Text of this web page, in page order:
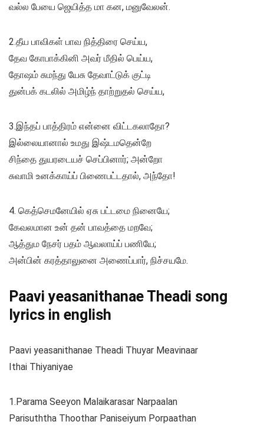
வல்ல பேயை ஜெயித்த மா கன, மனுவேலன்.
2.தீய பாவிகள் பாவ நித்திரை செய்ய,
தேவ கோபாக்கினி அவர் மீதில் பெய்ய,
தோஷம் சுமந்து யேசு தேவாட்டுக் குட்டி
துன்பக் கடலில் அமிழ்ந் தாற்றுதல் செய்ய,
3.இந்தப் பாத்திரம் என்னை விட்டகலாதோ?
இல்லையானால் உமது இஷ்டமதென்றே
சிந்தை துயரடையச் செப்பினார்; அன்றோ
சுவாமி உனக்காய்ப் பிணைபட்டதால், அந்தோ!
4. கெத்செமனேயில் ஏசு பட்டமை நினையே;
கேவலமான உன் தன் பாவத்தை மறவே;
ஆத்தும நேசர் பதம் ஆவலாய்ப் பணியே;
அன்பின் கரத்தாலுனை அணைப்பார், நிச்சயமே.
Paavi yeasanithanae Theadi song
lyrics in english
Paavi yeasanithanae Theadi Thuyar Meavinaar
Ithai Thiyaniyae
1.Parama Seeyon Malaikarasar Narpaalan
Parisuththa Thoothar Paniseiyum Porpaathan